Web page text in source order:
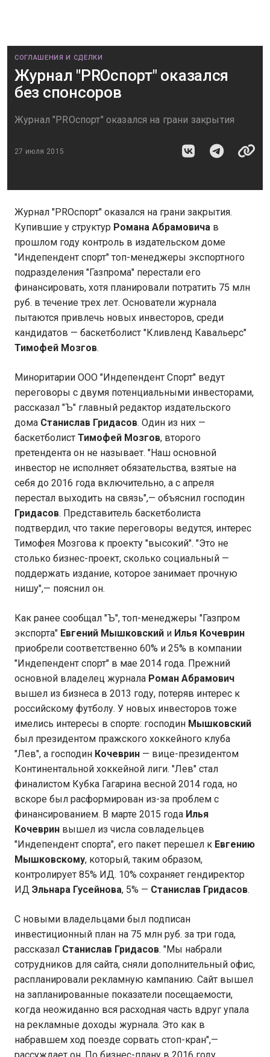
СОГЛАШЕНИЯ И СДЕЛКИ
Журнал "PROспорт" оказался
без спонсоров
Журнал "PROспорт" оказался на грани закрытия
27 июля 2015
Журнал "PROспорт" оказался на грани закрытия.
Купившие у структур Романа Абрамовича в
прошлом году контроль в издательском доме
"Индепендент спорт" топ-менеджеры экспортного
подразделения "Газпрома" перестали его
финансировать, хотя планировали потратить 75 млн
руб. в течение трех лет. Основатели журнала
пытаются привлечь новых инвесторов, среди
кандидатов — баскетболист "Кливленд Кавальерс"
Тимофей Мозгов.
Миноритарии ООО "Индепендент Спорт" ведут
переговоры с двумя потенциальными инвесторами,
рассказал "Ъ" главный редактор издательского
дома Станислав Гридасов. Один из них —
баскетболист Тимофей Мозгов, второго
претендента он не называет. "Наш основной
инвестор не исполняет обязательства, взятые на
себя до 2016 года включительно, а с апреля
перестал выходить на связь",— объяснил господин
Гридасов. Представитель баскетболиста
подтвердил, что такие переговоры ведутся, интерес
Тимофея Мозгова к проекту "высокий". "Это не
столько бизнес-проект, сколько социальный —
поддержать издание, которое занимает прочную
нишу",— пояснил он.
Как ранее сообщал "Ъ", топ-менеджеры "Газпром
экспорта" Евгений Мышковский и Илья Кочеврин
приобрели соответственно 60% и 25% в компании
"Индепендент спорт" в мае 2014 года. Прежний
основной владелец журнала Роман Абрамович
вышел из бизнеса в 2013 году, потеряв интерес к
российскому футболу. У новых инвесторов тоже
имелись интересы в спорте: господин Мышковский
был президентом пражского хоккейного клуба
"Лев", а господин Кочеврин — вице-президентом
Континентальной хоккейной лиги. "Лев" стал
финалистом Кубка Гагарина весной 2014 года, но
вскоре был расформирован из-за проблем с
финансированием. В марте 2015 года Илья
Кочеврин вышел из числа совладельцев
"Индепендент спорта", его пакет перешел к Евгению
Мышковскому, который, таким образом,
контролирует 85% ИД. 10% сохраняет гендиректор
ИД Эльнара Гусейнова, 5% — Станислав Гридасов.
С новыми владельцами был подписан
инвестиционный план на 75 млн руб. за три года,
рассказал Станислав Гридасов. "Мы набрали
сотрудников для сайта, сняли дополнительный офис,
распланировали рекламную кампанию. Сайт вышел
на запланированные показатели посещаемости,
когда неожиданно вся расходная часть вдруг упала
на рекламные доходы журнала. Это как в
набравшем ход поезде сорвать стоп-кран",—